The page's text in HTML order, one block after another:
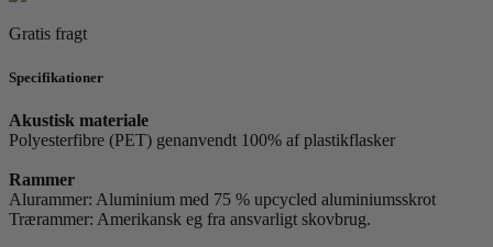
Gratis fragt
Specifikationer
Akustisk materiale
Polyesterfibre (PET) genanvendt 100% af plastikflasker
Rammer
Alurammer: Aluminium med 75 % upcycled aluminiumsskrot
Trærammer: Amerikansk eg fra ansvarligt skovbrug.